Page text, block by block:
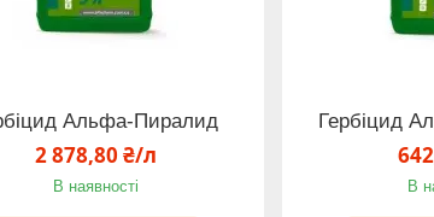
Альфа-Пиралид
2 878,80 ₴/л
В наявності
Гербіцид
В